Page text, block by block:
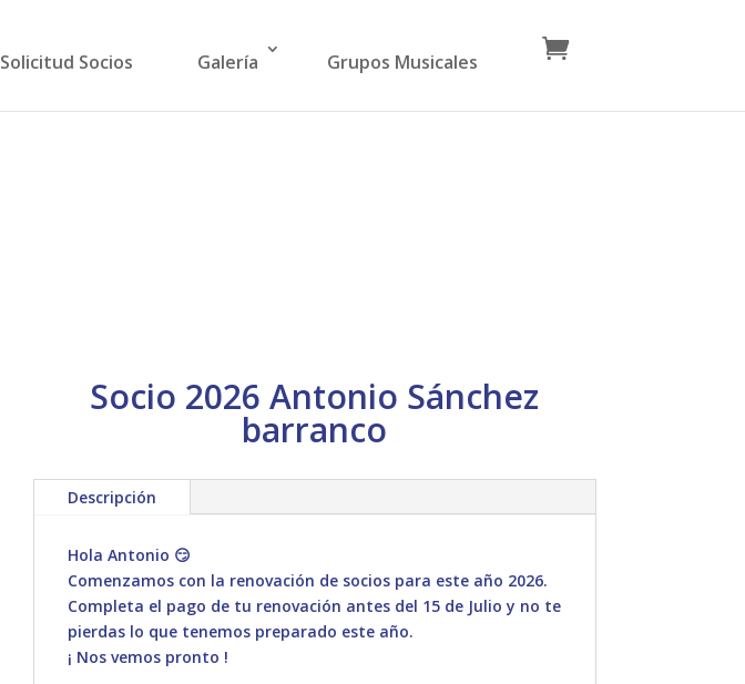
Solicitud Socios Galería Grupos Musicales
Socio 2026 Antonio Sánchez
barranco
Descripción
Hola Antonio 😏
Comenzamos con la renovación de socios para este año 2026.
Completa el pago de tu renovación antes del 15 de Julio y no te
pierdas lo que tenemos preparado este año.
¡ Nos vemos pronto !